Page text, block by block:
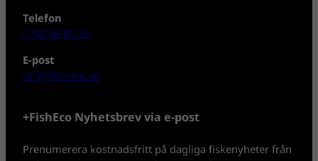
Telefon
0702-08 80 30
E-post
info@fisheco.se
+FishEco Nyhetsbrev via e-post
Prenumerera kostnadsfritt på dagliga fiskenyheter från